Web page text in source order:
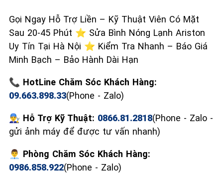
Gọi Ngay Hỗ Trợ Liền – Kỹ Thuật Viên Có Mặt
Sau 20-45 Phút ⭐ Sửa Bình Nóng Lạnh Ariston
Uy Tín Tại Hà Nội ⭐ Kiểm Tra Nhanh – Báo Giá
Minh Bạch – Bảo Hành Dài Hạn
📞 HotLine Chăm Sóc Khách Hàng:
09.663.898.33(Phone - Zalo)
👨‍🔧 Hỗ Trợ Kỹ Thuật: 0866.81.2818(Phone - Zalo -
gửi ảnh máy để được tư vấn nhanh)
👨‍💼 Phòng Chăm Sóc Khách Hàng:
0986.858.922(Phone - Zalo)